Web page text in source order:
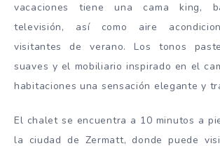
vacaciones tiene una cama king,
televisión, así como aire
visitantes de verano. Los tonos
suaves y el mobiliario inspirado en el
habitaciones una sensación elegante y
El chalet se encuentra a 10 minutos a
la ciudad de Zermatt, donde puede